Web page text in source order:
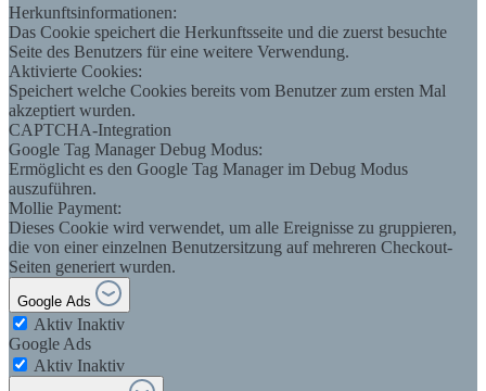
Herkunftsinformationen:
Das Cookie speichert die Herkunftsseite und die zuerst besuchte
Seite des Benutzers für eine weitere Verwendung.
Aktivierte Cookies:
Speichert welche Cookies bereits vom Benutzer zum ersten Mal
akzeptiert wurden.
CAPTCHA-Integration
Google Tag Manager Debug Modus:
Ermöglicht es den Google Tag Manager im Debug Modus
auszuführen.
Mollie Payment:
Dieses Cookie wird verwendet, um alle Ereignisse zu gruppieren,
die von einer einzelnen Benutzersitzung auf mehreren Checkout-
Seiten generiert wurden.
Google Ads
Aktiv Inaktiv
Google Ads
Aktiv Inaktiv